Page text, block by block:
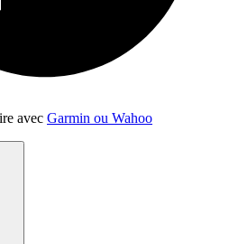
avec Garmin ou Wahoo